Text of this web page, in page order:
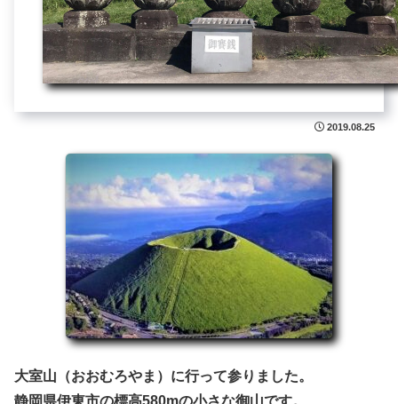
2019.08.25
大室山（おおむろやま）に行って参りました。
静岡県伊東市の標高580mの小さな御山です。